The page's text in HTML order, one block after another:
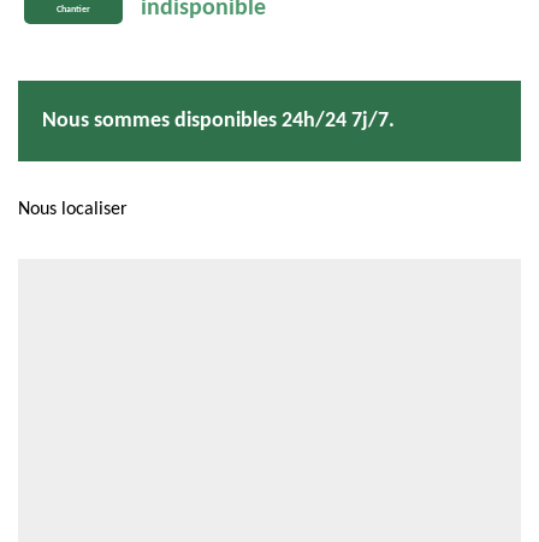
Chantier indisponible
Nous sommes disponibles 24h/24 7j/7.
Nous localiser